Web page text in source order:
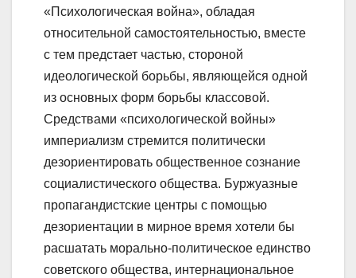
«Психологическая война», обладая
относительной самостоятельностью, вместе
с тем предстает частью, стороной
идеологической борьбы, являющейся одной
из основных форм борьбы классовой.
Средствами «психологической войны»
империализм стремится политически
дезориентировать общественное сознание
социалистического общества. Буржуазные
пропагандистские центры с помощью
дезориентации в мирное время хотели бы
расшатать морально-политическое единство
советского общества, интернациональное